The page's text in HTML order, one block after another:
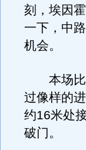
刻，埃因
一下，中
机会。
本场比
过像样的
约16米处
破门。